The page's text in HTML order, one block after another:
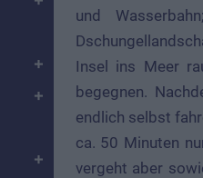
und
Insel ins Meer
begegnen.
endlich selbst
ca. 50 Minuten
vergeht aber